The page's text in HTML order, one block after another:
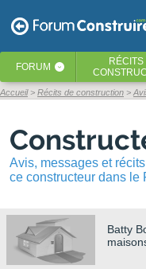
FORUM ‹ RÉCITS
Accueil Récits de construction
Avis, messages et
ce constructeur dans le
Batty